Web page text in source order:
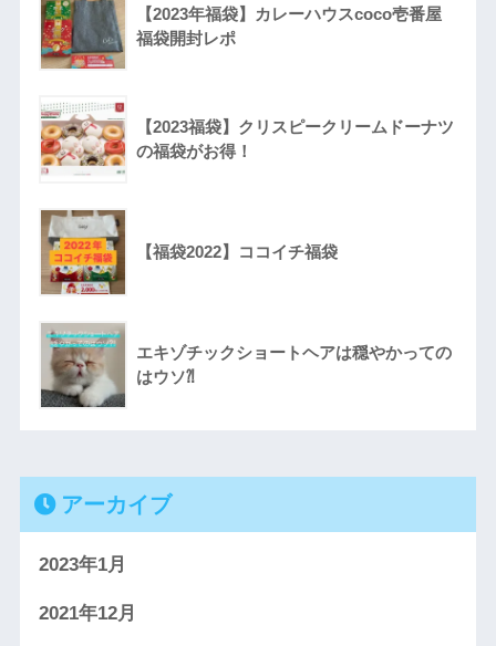
【2023年福袋】カレーハウスcoco壱番屋
福袋開封レポ
【2023福袋】クリスピークリームドーナツ
の福袋がお得！
【福袋2022】ココイチ福袋
エキゾチックショートヘアは穏やかっての
はウソ⁈
アーカイブ
2023年1月
2021年12月